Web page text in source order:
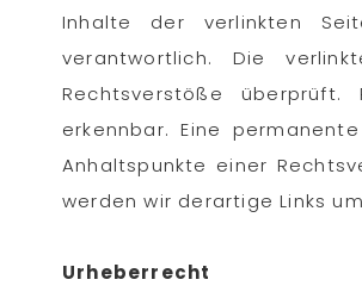
Inhalte der verlinkten
verantwortlich. Die
Rechtsverstöße
erkennbar. Eine
Anhaltspunkte einer
werden wir derartige Links
Urheberrecht